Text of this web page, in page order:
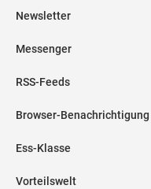
Newsletter
Messenger
RSS-Feeds
Browser-Benachrichtigung
Ess-Klasse
Vorteilswelt